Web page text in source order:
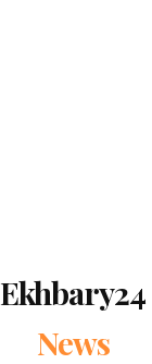
Ekhbary24
News